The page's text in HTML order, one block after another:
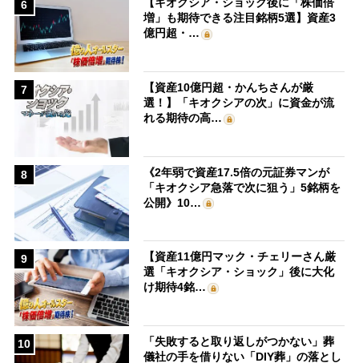
6
【キオクシア・ショック後に「株価倍
増」も期待できる注目銘柄5選】資産3
億円超・…
7
【資産10億円超・かんちさんが厳
選！】「キオクシアの次」に資金が流
れる期待の高…
8
《2年弱で資産17.5倍の元証券マンが
「キオクシア急落で次に狙う」5銘柄を
公開》10…
9
【資産11億円マック・チェリーさん厳
選「キオクシア・ショック」後に大化
け期待4銘…
10
「失敗すると取り返しがつかない」葬
儀社の手を借りない「DIY葬」の落とし